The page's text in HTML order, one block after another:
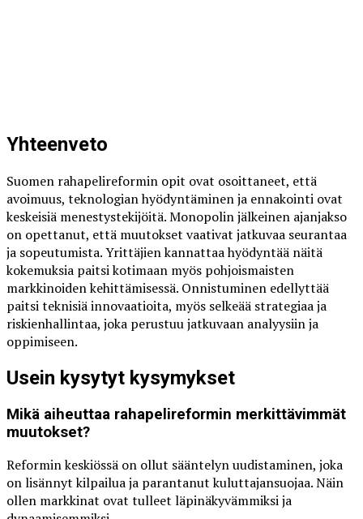
Yhteenveto
Suomen rahapelireformin opit ovat osoittaneet, että
avoimuus, teknologian hyödyntäminen ja ennakointi ovat
keskeisiä menestystekijöitä. Monopolin jälkeinen ajanjakso
on opettanut, että muutokset vaativat jatkuvaa seurantaa
ja sopeutumista. Yrittäjien kannattaa hyödyntää näitä
kokemuksia paitsi kotimaan myös pohjoismaisten
markkinoiden kehittämisessä. Onnistuminen edellyttää
paitsi teknisiä innovaatioita, myös selkeää strategiaa ja
riskienhallintaa, joka perustuu jatkuvaan analyysiin ja
oppimiseen.
Usein kysytyt kysymykset
Mikä aiheuttaa rahapelireformin merkittävimmät
muutokset?
Reformin keskiössä on ollut sääntelyn uudistaminen, joka
on lisännyt kilpailua ja parantanut kuluttajansuojaa. Näin
ollen markkinat ovat tulleet läpinäkyvämmiksi ja